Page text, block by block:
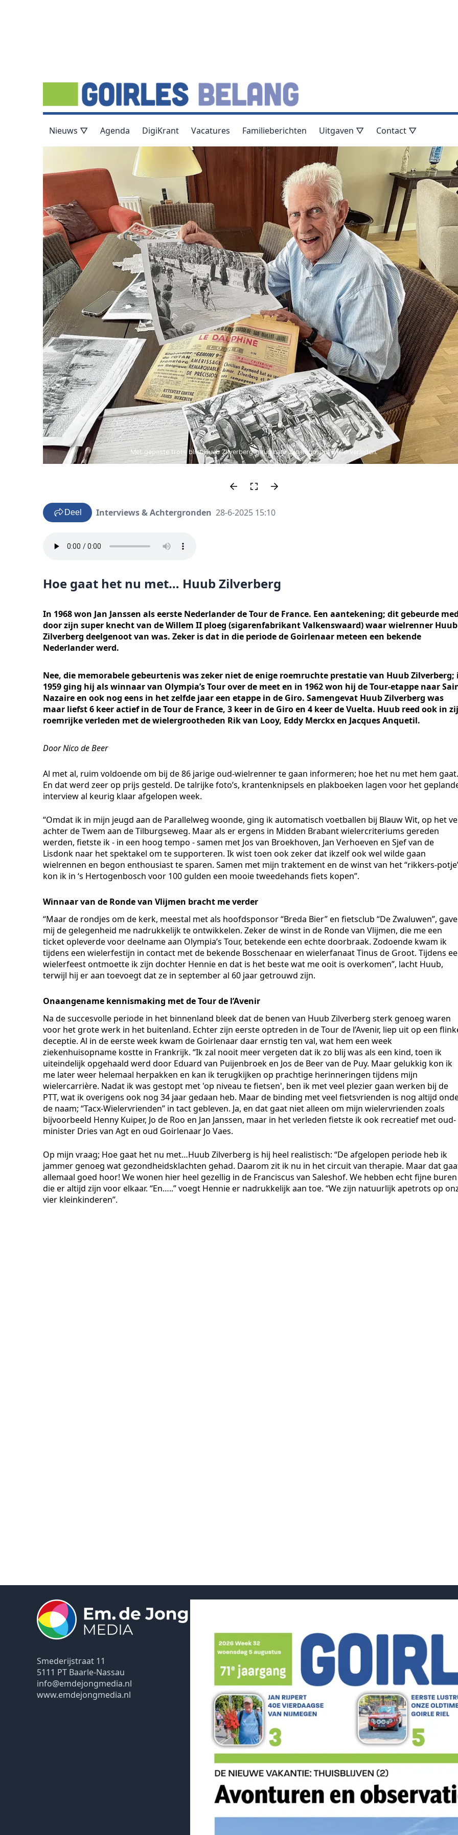
Nieuws ▽ Agenda DigiKrant Vacatures Familieberichten Uitgaven ▽ Contact ▽
Met gepaste trots blikt Huub Zilverberg terug naar zijn imposant wielerverleden.
Deel Interviews & Achtergronden 28-6-2025 15:10
Hoe gaat het nu met… Huub Zilverberg
In 1968 won Jan Janssen als eerste Nederlander de Tour de France. Een aantekening; dit gebeurde
door zijn super knecht van de Willem II ploeg (sigarenfabrikant Valkenswaard) waar wielrenner Huub
Zilverberg deelgenoot van was. Zeker is dat in die periode de Goirlenaar meteen een bekende
Nederlander werd.
Nee, die memorabele gebeurtenis was zeker niet de enige roemruchte prestatie van Huub Zilverberg;
1959 ging hij als winnaar van Olympia’s Tour over de meet en in 1962 won hij de Tour-etappe naar
Nazaire en ook nog eens in het zelfde jaar een etappe in de Giro. Samengevat Huub Zilverberg was
maar liefst 6 keer actief in de Tour de France, 3 keer in de Giro en 4 keer de Vuelta. Huub reed ook in
roemrijke verleden met de wielergrootheden Rik van Looy, Eddy Merckx en Jacques Anquetil.
Door Nico de Beer
Al met al, ruim voldoende om bij de 86 jarige oud-wielrenner te gaan informeren; hoe het nu met hem gaat.
En dat werd zeer op prijs gesteld. De talrijke foto’s, krantenknipsels en plakboeken lagen voor het
interview al keurig klaar afgelopen week.
“Omdat ik in mijn jeugd aan de Parallelweg woonde, ging ik automatisch voetballen bij Blauw Wit, op het
achter de Twem aan de Tilburgseweg. Maar als er ergens in Midden Brabant wielercriteriums gereden
werden, fietste ik - in een hoog tempo - samen met Jos van Broekhoven, Jan Verhoeven en Sjef van de
Lisdonk naar het spektakel om te supporteren. Ik wist toen ook zeker dat ikzelf ook wel wilde gaan
wielrennen en begon enthousiast te sparen. Samen met mijn traktement en de winst van het “rikkers-
kon ik in ‘s Hertogenbosch voor 100 gulden een mooie tweedehands fiets kopen”.
Winnaar van de Ronde van Vlijmen bracht me verder
“Maar de rondjes om de kerk, meestal met als hoofdsponsor “Breda Bier” en fietsclub “De Zwaluwen”,
mij de gelegenheid me nadrukkelijk te ontwikkelen. Zeker de winst in de Ronde van Vlijmen, die me een
ticket opleverde voor deelname aan Olympia’s Tour, betekende een echte doorbraak. Zodoende kwam ik
tijdens een wielerfestijn in contact met de bekende Bosschenaar en wielerfanaat Tinus de Groot. Tijdens
wielerfeest ontmoette ik zijn dochter Hennie en dat is het beste wat me ooit is overkomen”, lacht Huub,
terwijl hij er aan toevoegt dat ze in september al 60 jaar getrouwd zijn.
Onaangename kennismaking met de Tour de l’Avenir
Na de succesvolle periode in het binnenland bleek dat de benen van Huub Zilverberg sterk genoeg waren
voor het grote werk in het buitenland. Echter zijn eerste optreden in de Tour de l’Avenir, liep uit op een
deceptie. Al in de eerste week kwam de Goirlenaar daar ernstig ten val, wat hem een week
ziekenhuisopname kostte in Frankrijk. “Ik zal nooit meer vergeten dat ik zo blij was als een kind, toen ik
uiteindelijk opgehaald werd door Eduard van Puijenbroek en Jos de Beer van de Puy. Maar gelukkig kon ik
me later weer helemaal herpakken en kan ik terugkijken op prachtige herinneringen tijdens mijn
wielercarrière. Nadat ik was gestopt met 'op niveau te fietsen', ben ik met veel plezier gaan werken bij de
PTT, wat ik overigens ook nog 34 jaar gedaan heb. Maar de binding met veel fietsvrienden is nog altijd
de naam; “Tacx-Wielervrienden” in tact gebleven. Ja, en dat gaat niet alleen om mijn wielervrienden zoals
bijvoorbeeld Henny Kuiper, Jo de Roo en Jan Janssen, maar in het verleden fietste ik ook recreatief met oud-
minister Dries van Agt en oud Goirlenaar Jo Vaes.
Op mijn vraag; Hoe gaat het nu met…Huub Zilverberg is hij heel realistisch: “De afgelopen periode heb ik
jammer genoeg wat gezondheidsklachten gehad. Daarom zit ik nu in het circuit van therapie. Maar dat
allemaal goed hoor! We wonen hier heel gezellig in de Franciscus van Saleshof. We hebben echt fijne buren
die er altijd zijn voor elkaar. “En…..” voegt Hennie er nadrukkelijk aan toe. “We zijn natuurlijk apetrots op
vier kleinkinderen”.
Smederijstraat 11
5111 PT Baarle-Nassau
info@emdejongmedia.nl
www.emdejongmedia.nl